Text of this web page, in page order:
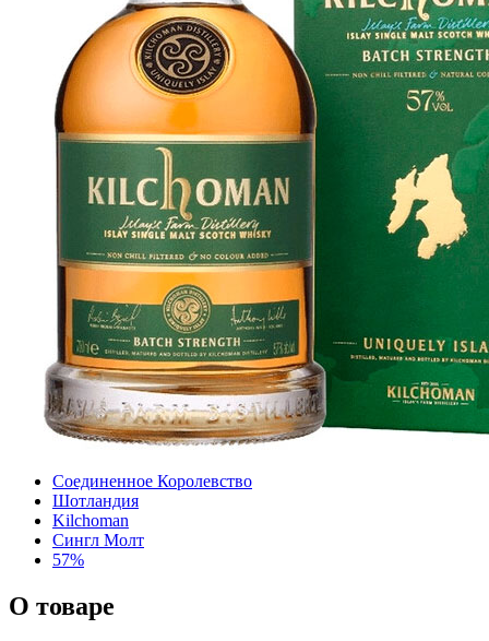
Соединенное Королевство
Шотландия
Kilchoman
Сингл Молт
57%
О товаре